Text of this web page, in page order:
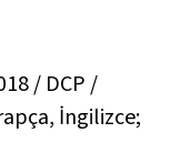
/ DCP /
İngilizce;